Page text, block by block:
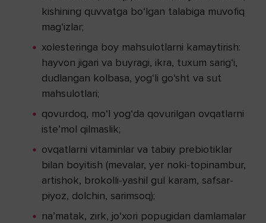
kishining quvvatga bo‘lgan talabiga muvofiq
mag‘izlar;
xolesteringa boy mahsulotlarni kamaytirish:
hayvon jigari va buyragi, ikra, tuxum sarig‘i,
dudlangan kolbasa, yog‘li go‘sht va sut
mahsulotlari;
qovurdoq, mo‘l yog‘da qovurilgan ovqatlarni
iste’mol qilmaslik;
ovqatlarni vitaminlar va tabiiy prebiotiklar
bilan boyitish (mevalar, yer noki-topinambur,
artishok, brokolli-yashil gul karam, safsar-
piyoz, dolchin, sarimsoq);
na’matak, zirk, jo‘xori popugidan damlamalar